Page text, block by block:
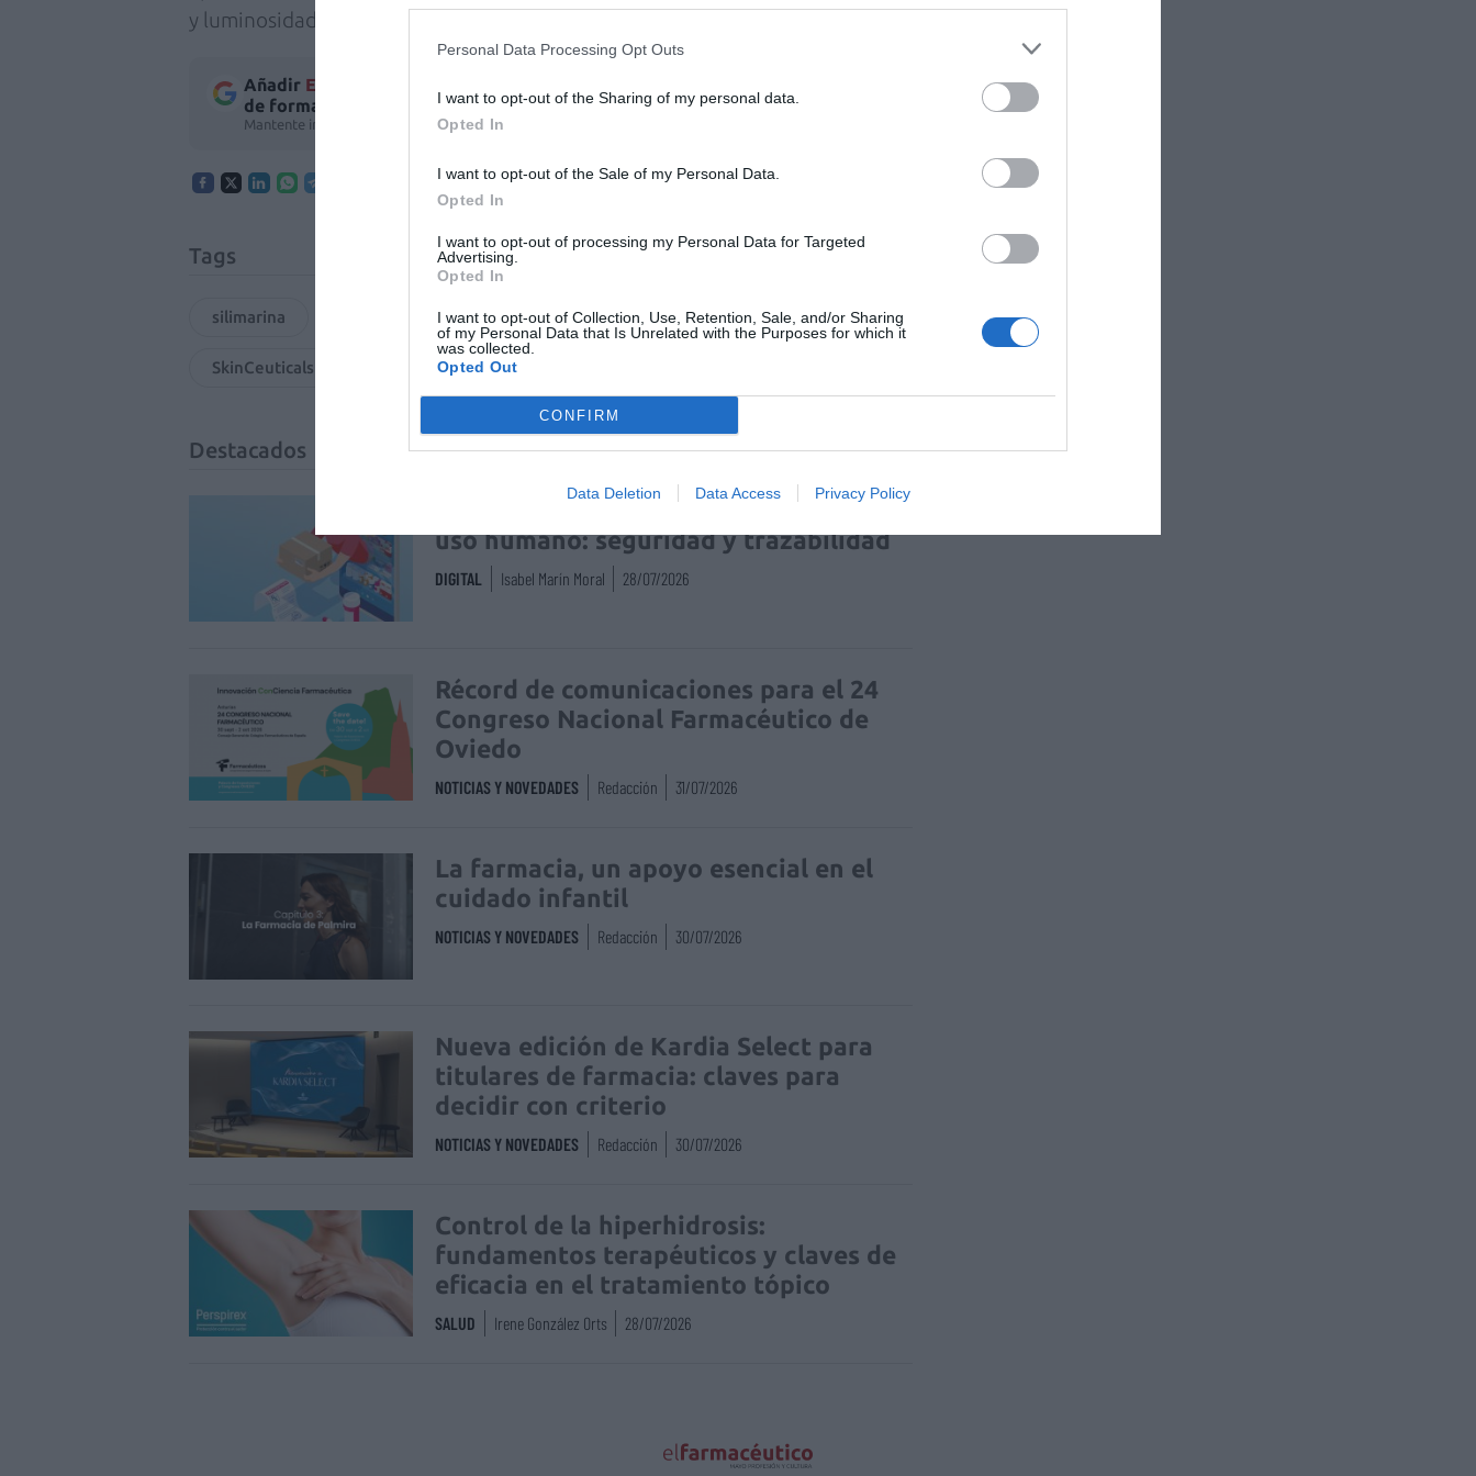
Personal Data Processing Opt Outs
I want to opt-out of the Sharing of my personal data.
Opted In
I want to opt-out of the Sale of my Personal Data.
Opted In
I want to opt-out of processing my Personal Data for Targeted
Advertising.
Opted In
I want to opt-out of Collection, Use, Retention, Sale, and/or Sharing
of my Personal Data that Is Unrelated with the Purposes for which it
was collected.
Opted Out
CONFIRM
Data Deletion Data Access Privacy Policy
y luminosidad de la piel.
Añadir El Farmacéutico
de forma gratuita
Mantente informado con las últimas noticias de actualidad.
ACTIVAR AHORA
Tags
silimarina antioxidante serum piel
SkinCeuticals Silymarin CF
Destacados
La venta online de medicamentos de
uso humano: seguridad y trazabilidad
DIGITAL Isabel Marín Moral 28/07/2026
Récord de comunicaciones para el 24
Congreso Nacional Farmacéutico de
Oviedo
NOTICIAS Y NOVEDADES Redacción 31/07/2026
La farmacia, un apoyo esencial en el
cuidado infantil
NOTICIAS Y NOVEDADES Redacción 30/07/2026
Nueva edición de Kardia Select para
titulares de farmacia: claves para
decidir con criterio
NOTICIAS Y NOVEDADES Redacción 30/07/2026
Control de la hiperhidrosis:
fundamentos terapéuticos y claves de
eficacia en el tratamiento tópico
SALUD Irene González Orts 28/07/2026